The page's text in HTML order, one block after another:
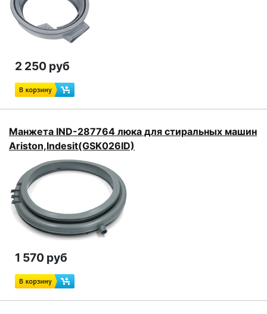
2 250 руб
Манжета IND-287764 люка для стиральных машин
Ariston,Indesit(GSK026ID)
1 570 руб